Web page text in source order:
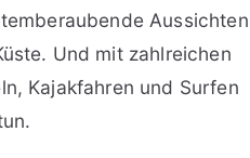
Aussichten
Und mit zahlreichen
Kajakfahren und Surfen